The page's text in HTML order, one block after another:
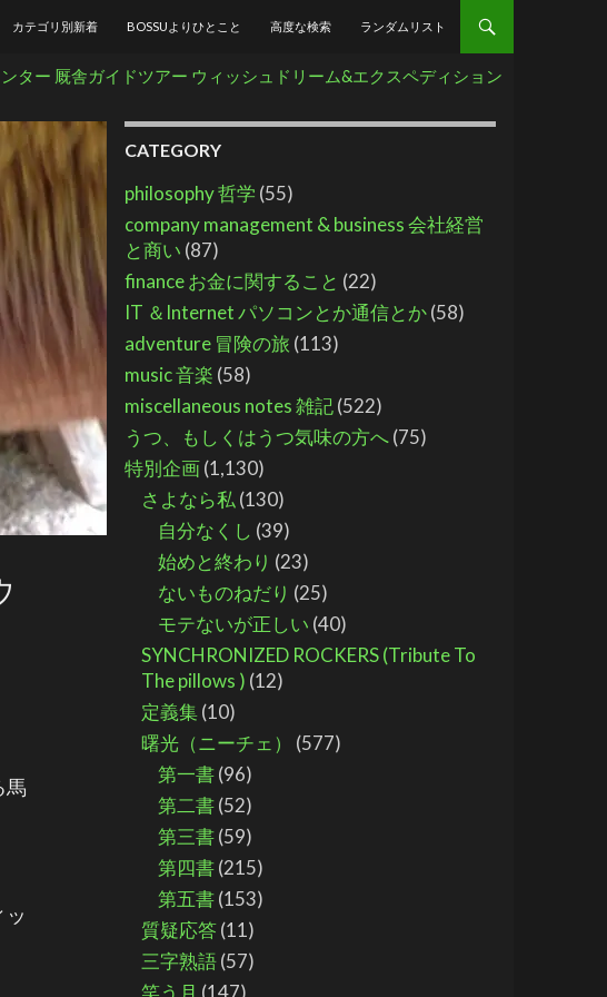
カテゴリ別新着 BOSSUよりひとこと 高度な検索 ランダムリスト
ター 厩舎ガイドツアー ウィッシュドリーム&エクスペディション
馬
CATEGORY
philosophy 哲学 (55)
company management & business 会社経営
と商い (87)
finance お金に関すること (22)
IT ＆Internet パソコンとか通信とか(58)
adventure 冒険の旅 (113)
music 音楽 (58)
miscellaneous notes 雑記(522)
うつ、もしくはうつ気味の方へ(75)
特別企画(1,130)
さよなら私 (130)
自分なくし (39)
始めと終わり (23)
ないものねだり (25)
モテないが正しい (40)
SYNCHRONIZED ROCKERS (Tribute To
The pillows ) (12)
定義集(10)
曙光（ニーチェ）
(577)
第一書(96)
第二書(52)
第三書(59)
第四書(215)
第五書(153)
質疑応答(11)
三字熟語(57)
笑う月 (147)